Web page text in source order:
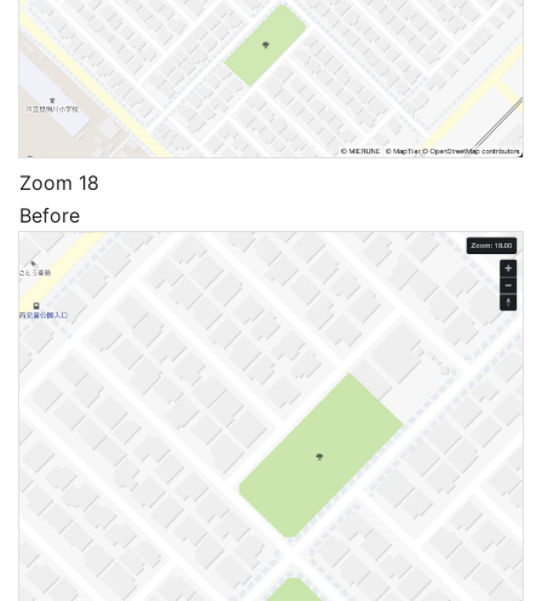
Zoom 18
Before